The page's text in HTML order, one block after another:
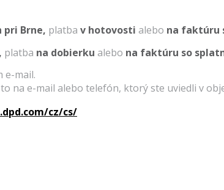
pri Brne, platba v hotovosti alebo na faktúru
platba na dobierku alebo na faktúru so
e-mail.
na e-mail alebo telefón, ktorý ste uviedli v
cz/cs/